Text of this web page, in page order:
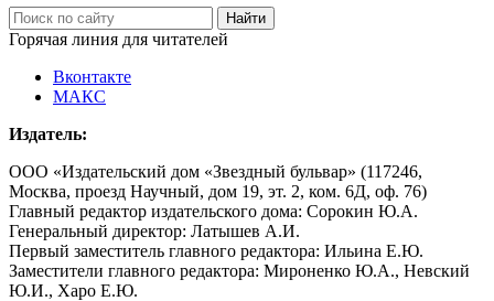
Горячая линия для читателей
Вконтакте
МАКС
Издатель:
ООО «Издательский дом «Звездный бульвар» (117246,
Москва, проезд Научный, дом 19, эт. 2, ком. 6Д, оф. 76)
Главный редактор издательского дома: Сорокин Ю.А.
Генеральный директор: Латышев А.И.
Первый заместитель главного редактора: Ильина Е.Ю.
Заместители главного редактора: Мироненко Ю.А., Невский
Ю.И., Харо Е.Ю.